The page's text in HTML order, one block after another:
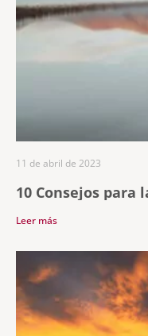
10 Consejos
11 de abril de 2023
Leer más